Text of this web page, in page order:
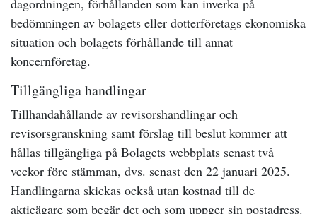
dagordningen, förhållanden som kan inverka på
bedömningen av bolagets eller dotterföretags ekonomiska
situation och bolagets förhållande till annat
koncernföretag.
Tillgängliga handlingar
Tillhandahållande av revisorshandlingar och
revisorsgranskning samt förslag till beslut kommer att
hållas tillgängliga på Bolagets webbplats senast två
veckor före stämman, dvs. senast den 22 januari 2025.
Handlingarna skickas också utan kostnad till de
aktieägare som begär det och som uppger sin postadress.